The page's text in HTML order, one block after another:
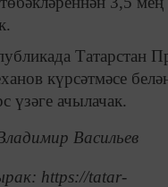
Татарстан
күрсәтмәсе
үзәге ачылачак.
Васильев
https://tatar-